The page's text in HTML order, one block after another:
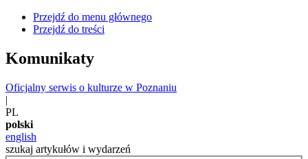
Przejdź do menu głównego
Przejdź do treści
Komunikaty
Oficjalny serwis o kulturze w Poznaniu
|
PL
polski
english
szukaj artykułów i wydarzeń